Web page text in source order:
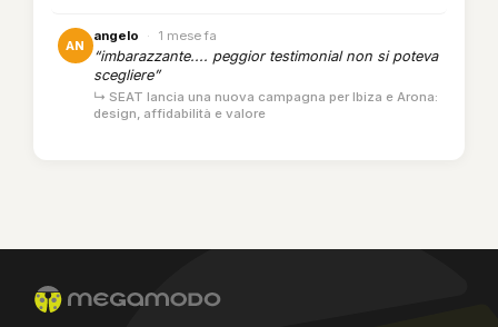
AN
angelo · 1 mese fa
“imbarazzante.... peggior testimonial non si poteva
scegliere”
↳ SEAT lancia una nuova campagna per Ibiza e Arona:
design, affidabilità e valore